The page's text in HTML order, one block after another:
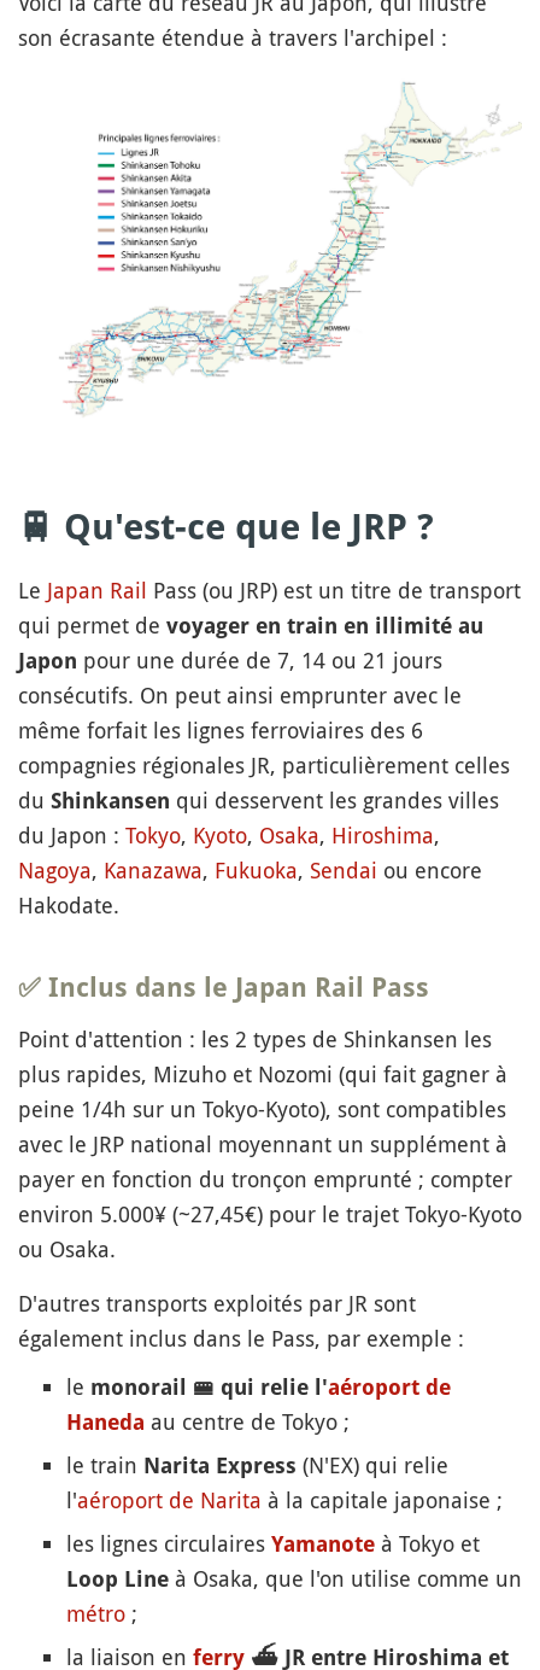
son écrasante étendue à travers l'archipel :
🚆 Qu'est-ce que le JRP ?
Le Japan Rail Pass (ou JRP) est un titre de transport
qui permet de voyager en train en illimité au
Japon pour une durée de 7, 14 ou 21 jours
consécutifs. On peut ainsi emprunter avec le
même forfait les lignes ferroviaires des 6
compagnies régionales JR, particulièrement celles
du Shinkansen qui desservent les grandes villes
du Japon : Tokyo, Kyoto, Osaka, Hiroshima,
Nagoya, Kanazawa, Fukuoka, Sendai ou encore
Hakodate.
✅ Inclus dans le Japan Rail Pass
Point d'attention : les 2 types de Shinkansen les
plus rapides, Mizuho et Nozomi (qui fait gagner à
peine 1/4h sur un Tokyo-Kyoto), sont compatibles
avec le JRP national moyennant un supplément à
payer en fonction du tronçon emprunté ; compter
environ 5.000¥ (~27,45€) pour le trajet Tokyo-Kyoto
ou Osaka.
D'autres transports exploités par JR sont
également inclus dans le Pass, par exemple :
le monorail 🚝 qui relie l'aéroport de
Haneda au centre de Tokyo ;
le train Narita Express (N'EX) qui relie
l'aéroport de Narita à la capitale japonaise ;
les lignes circulaires Yamanote à Tokyo et
Loop Line à Osaka, que l'on utilise comme un
métro ;
la liaison en ferry ⛴️ JR entre Hiroshima et